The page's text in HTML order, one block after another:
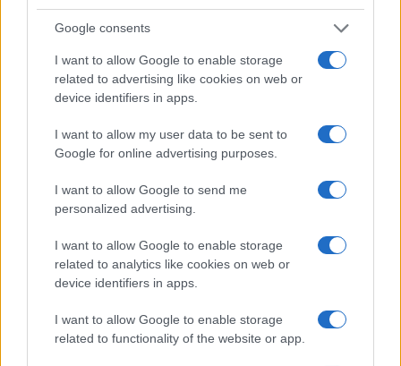
Google consents
I want to allow Google to enable storage
related to advertising like cookies on web or
device identifiers in apps.
I want to allow my user data to be sent to
Google for online advertising purposes.
I want to allow Google to send me
personalized advertising.
I want to allow Google to enable storage
related to analytics like cookies on web or
device identifiers in apps.
I want to allow Google to enable storage
related to functionality of the website or app.
Nome
Gold (Terra
BTC
(KBTC)
Steakhouse EURCV
Morpho Vault
(STEAKEURCV)
$100,000,000,000,000.00
Epoch Island $0.032